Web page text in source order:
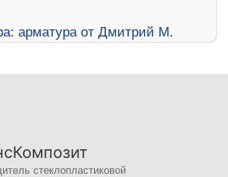
стеклопластиковой